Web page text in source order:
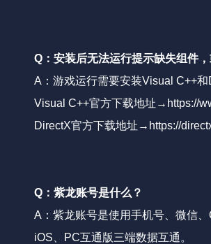
Q：安装后无法运行提示缺失组件
A：游戏运行需要安装Visual C++
Visual C++官方下载地址→ https://
DirectX官方下载地址→ https://
Q：紫龙账号是什么？
A：紫龙账号是使用手机号、微信
iOS、PC互通版三端数据互通。